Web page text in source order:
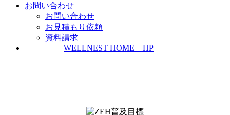
お問い合わせ
お問い合わせ
お見積もり依頼
資料請求
WELLNEST HOME HP